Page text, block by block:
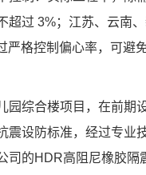
超过 3%；江苏、云南
严格控制偏心率，可避
园综合楼项目，在前期
震设防标准，经过专业
司的HDR高阻尼橡胶